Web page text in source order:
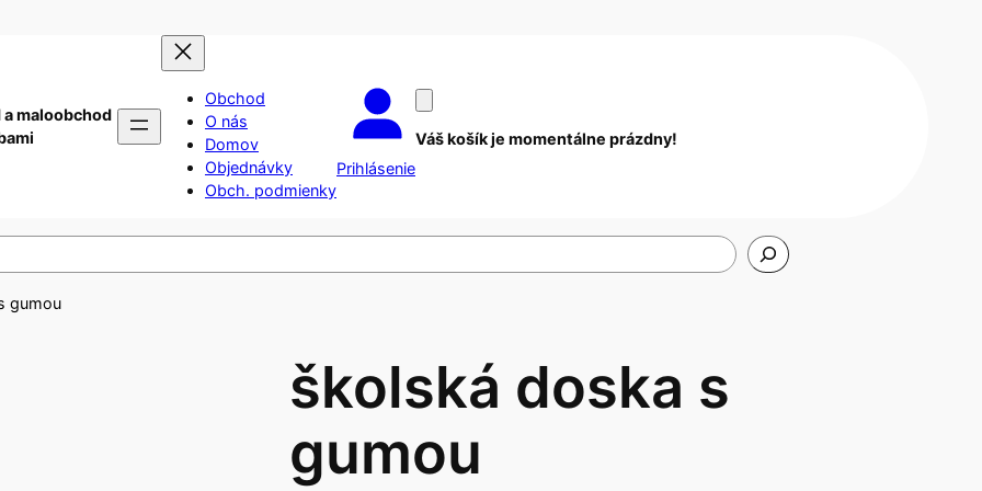
maloobchod
Obchod
O nás
Domov
Objednávky
Obch. podmienky
Prihlásenie
Váš košík je momentálne prázdny!
gumou
školská doska s
gumou